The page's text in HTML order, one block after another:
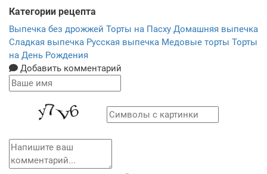
Категории рецепта
Выпечка без дрожжей Торты на Пасху Домашняя выпечка
Сладкая выпечка Русская выпечка Медовые торты Торты
на День Рождения
Добавить комментарий